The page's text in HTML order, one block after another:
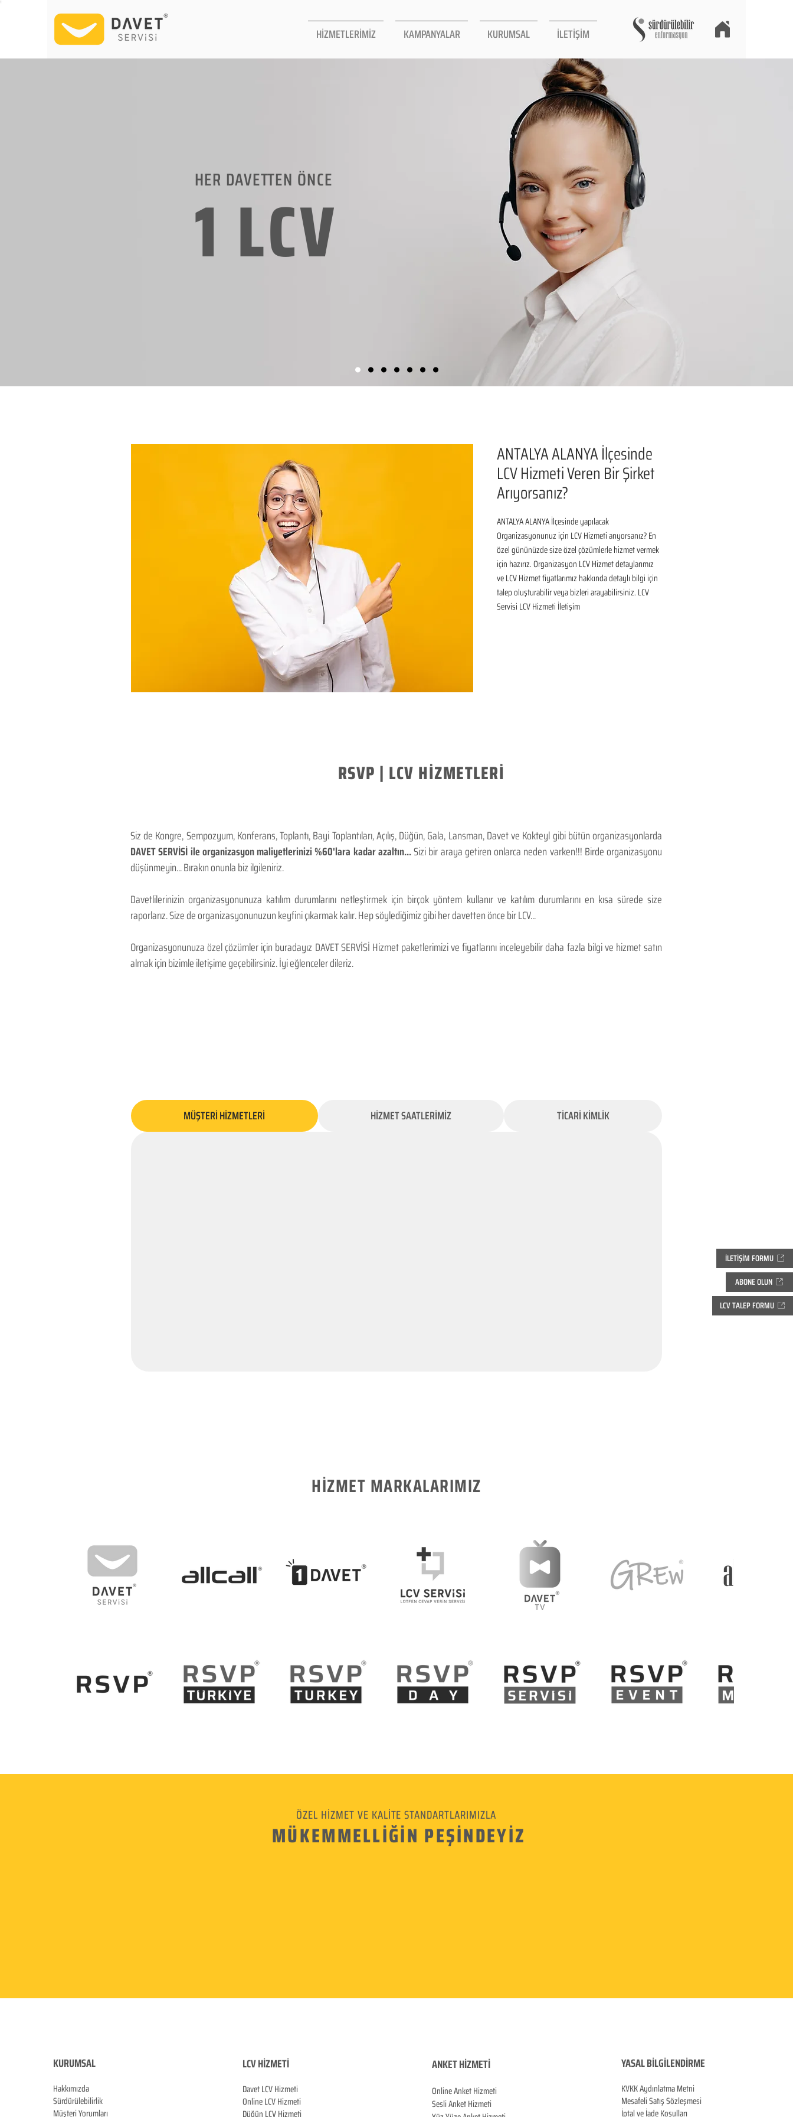
HİZMETLERİMİZ KAMPANYALAR KURUMSAL İLETİŞİM
ABONE OLUN
LCV TALEP FORMU
İLETİŞİM FORMU
HER DAVETTEN ÖNCE
1 LCV
ANTALYA ALANYA İlçesinde
LCV Hizmeti Veren Bir Şirket
Arıyorsanız?
ANTALYA ALANYA İlçesinde yapılacak
Organizasyonunuz için LCV Hizmeti arıyorsanız? En
özel gününüzde size özel çözümlerle hizmet vermek
için hazırız. Organizasyon LCV Hizmet detaylarımız
ve LCV Hizmet fiyatlarımız hakkında detaylı bilgi için
talep oluşturabilir veya bizleri arayabilirsiniz. LCV
Servisi LCV Hizmeti İletişim
RSVP | LCV HİZMETLERİ
Siz de Kongre, Sempozyum, Konferans, Toplantı, Bayi Toplantıları, Açılış, Düğün, Gala, Lansman, Davet ve Kokteyl gibi bütün organizasyonlarda
DAVET SERVİSİ ile organizasyon maliyetlerinizi %60'lara kadar azaltın...Sizi bir araya getiren onlarca neden varken!!! Birde organizasyonu
düşünmeyin... Bırakın onunla biz ilgileniriz.
Davetlilerinizin organizasyonunuza katılım durumlarını netleştirmek için birçok yöntem kullanır ve katılım durumlarını en kısa sürede size
raporlarız. Size de organizasyonunuzun keyfini çıkarmak kalır. Hep söylediğimiz gibi her davetten önce bir LCV...
Organizasyonunuza özel çözümler için buradayız DAVET SERVİSİ Hizmet paketlerimizi ve fiyatlarını inceleyebilir daha fazla bilgi ve hizmet satın
almak için bizimle iletişime geçebilirsiniz. İyi eğlenceler dileriz.
MÜŞTERİ HİZMETLERİ HİZMET SAATLERİMİZ TİCARİ KİMLİK
HİZMET MARKALARIMIZ
ÖZEL HİZMET VE KALİTE STANDARTLARIMIZLA
MÜKEMMELLİĞİN PEŞİNDEYİZ
KURUMSAL
Hakkımızda
Sürdürülebilirlik
Müşteri Yorumları
LCV HİZMETİ
Davet LCV Hizmeti
Online LCV Hizmeti
ANKET HİZMETİ
Online Anket Hizmeti
Sesli Anket Hizmeti
YASAL BİLGİLENDİRME
KVKK AydınlatmaMetni
Mesafeli Satış Sözleşmesi
İptal ve İade Koşulları